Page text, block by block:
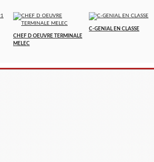
CHEF D OEUVRE TERMINALE
MELEC
C-GENIAL EN CLASSE